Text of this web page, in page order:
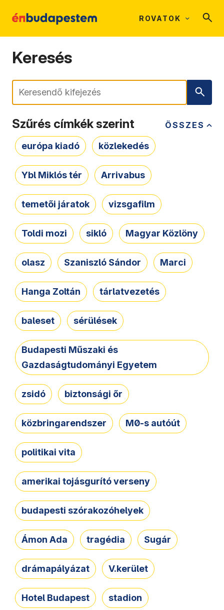
ROVATOK
Keresés
Keresés
ÖSSZES
Szűrés címkék szerint
európa kiadó közlekedés
Ybl Miklós tér Arrivabus
temetői járatok vizsgafilm
Toldi mozi sikló Magyar Közlöny
olasz Szaniszló Sándor Marci
Hanga Zoltán tárlatvezetés
baleset sérülések
Budapesti Műszaki és
Gazdaságtudományi Egyetem
zsidó biztonsági őr
közbringarendszer M0-s autóút
politikai vita
amerikai tojásgurító verseny
budapesti szórakozóhelyek
Ámon Ada tragédia Sugár
drámapályázat V.kerület
Hotel Budapest stadion